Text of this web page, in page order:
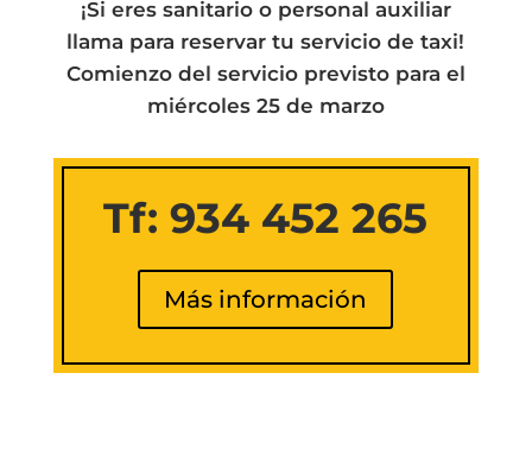
¡Si eres sanitario o personal auxiliar
llama para reservar tu servicio de taxi!
Comienzo del servicio previsto para el
miércoles 25 de marzo
Tf: 934 452 265
Más información